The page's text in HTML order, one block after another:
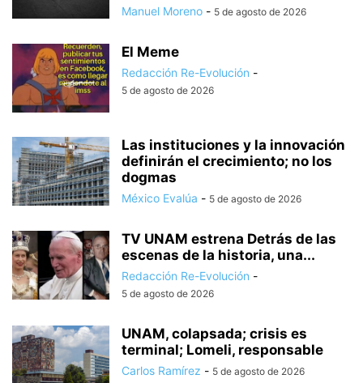
Manuel Moreno - 5 de agosto de 2026
El Meme
Redacción Re-Evolución -
5 de agosto de 2026
Las instituciones y la innovación
definirán el crecimiento; no los
dogmas
México Evalúa - 5 de agosto de 2026
TV UNAM estrena Detrás de las
escenas de la historia, una...
Redacción Re-Evolución -
5 de agosto de 2026
UNAM, colapsada; crisis es
terminal; Lomeli, responsable
Carlos Ramírez - 5 de agosto de 2026